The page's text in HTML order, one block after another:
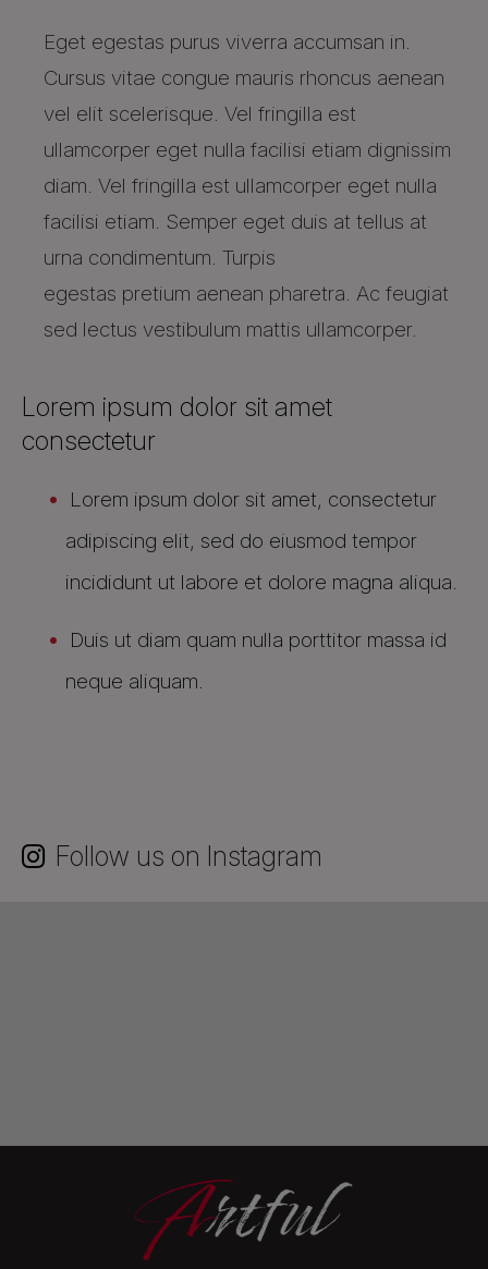
Eget egestas purus viverra accumsan in.
Cursus vitae congue mauris rhoncus aenean
vel elit scelerisque. Vel fringilla est
ullamcorper eget nulla facilisi etiam dignissim
diam. Vel fringilla est ullamcorper eget nulla
facilisi etiam. Semper eget duis at tellus at
urna condimentum. Turpis
egestas pretium aenean pharetra. Ac feugiat
sed lectus vestibulum mattis ullamcorper.
Lorem ipsum dolor sit amet
consectetur
Lorem ipsum dolor sit amet, consectetur
adipiscing elit, sed do eiusmod tempor
incididunt ut labore et dolore magna aliqua.
Duis ut diam quam nulla porttitor massa id
neque aliquam.
Follow us on Instagram